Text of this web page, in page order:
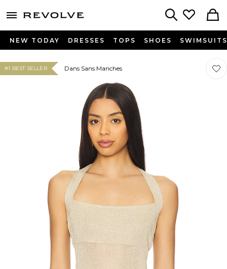
menu - shows more content
NEW TODAY DRESSES TOPS SHOES SWIMSUITS
#1 BEST SELLER Dans Sans Manches